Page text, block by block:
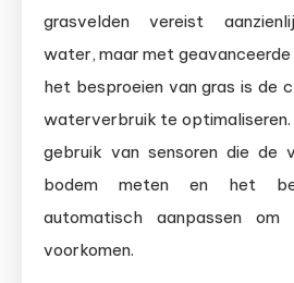
grasvelden vereist
water, maar met
het besproeien van gras is de
waterverbruik te
gebruik van sensoren die de
bodem meten en het
automatisch aanpassen
voorkomen.